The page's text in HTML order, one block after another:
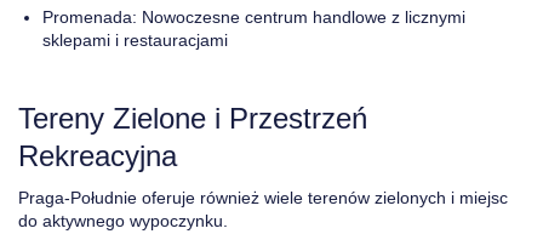
Promenada: Nowoczesne centrum handlowe z licznymi
sklepami i restauracjami
Tereny Zielone i Przestrzeń
Rekreacyjna
Praga-Południe oferuje również wiele terenów zielonych i miejsc
do aktywnego wypoczynku.